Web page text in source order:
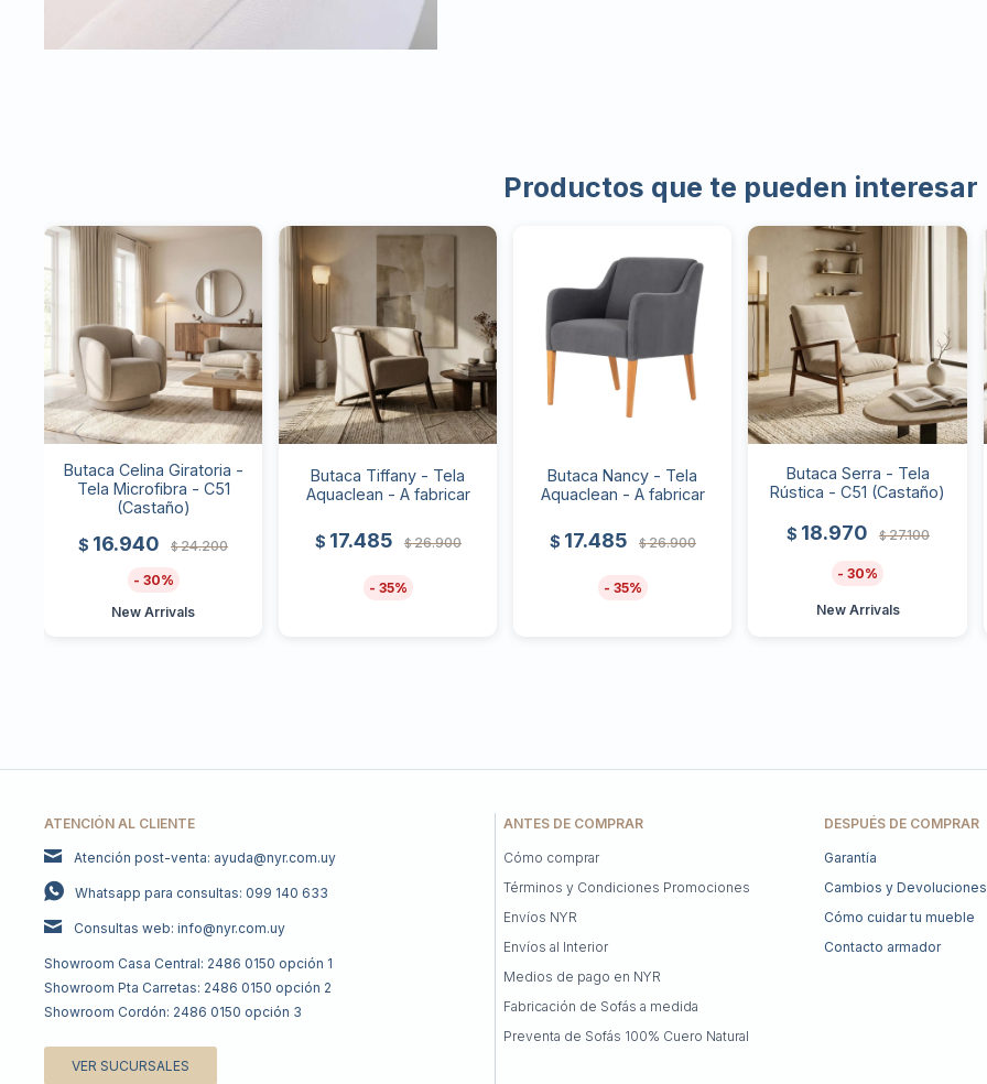
Productos que te pueden interesar
Butaca Celina Giratoria -
Tela Microfibra - C51
(Castaño)
$ 16.940 $ 24.200
30
New Arrivals
Butaca Tiffany - Tela
Aquaclean - A fabricar
$ 17.485 $ 26.900
35
Butaca Nancy - Tela
Aquaclean - A fabricar
$ 17.485 $ 26.900
35
Butaca Serra - Tela
Rústica - C51 (Castaño)
$ 18.970 $ 27.100
30
New Arrivals
ATENCIÓN AL CLIENTE
Atención post-venta: ayuda@nyr.com.uy
Whatsapp para consultas: 099 140 633
Consultas web: info@nyr.com.uy
Showroom Casa Central: 2486 0150 opción 1
Showroom Pta Carretas: 2486 0150 opción 2
Showroom Cordón: 2486 0150 opción 3
VER SUCURSALES
DESPUÉS DE COMPRAR
Garantía
Cambios y Devoluciones
Cómo cuidar tu mueble
Contacto armador
ANTES DE COMPRAR
Cómo comprar
Términos y Condiciones Promociones
Envíos NYR
Envíos al Interior
Medios de pago en NYR
Fabricación de Sofás a medida
Preventa de Sofás 100% Cuero Natural